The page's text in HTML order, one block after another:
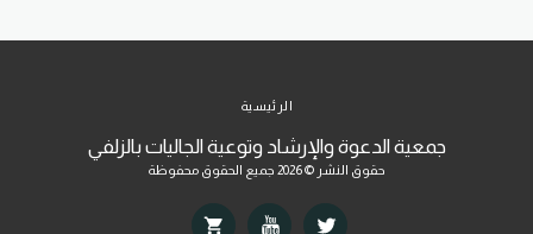
جمعية الدعوة والإرشاد وتوعية الجاليات بالزلفي
حقوق النشر © 2026 جميع الحقوق محفوظة
الرئيسية